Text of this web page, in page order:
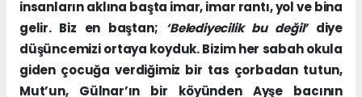
insanların aklına başta imar, imar rantı, yol ve bina
gelir. Biz en baştan; ‘Belediyecilik bu değil’diye
düşüncemizi ortaya koyduk. Bizim her sabah okula
giden çocuğa verdiğimiz bir tas çorbadan tutun,
Mut’un, Gülnar’ın bir köyünden Ayşe bacının